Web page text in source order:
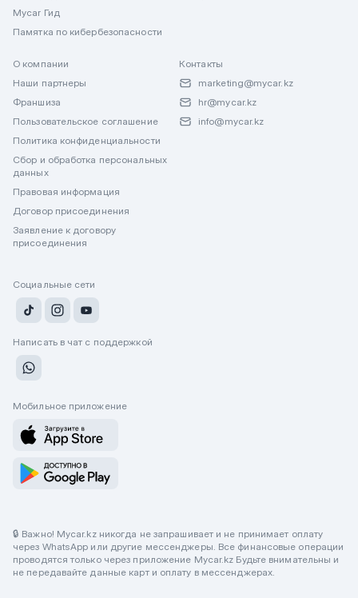
Mycar Гид
Памятка по кибербезопасности
О компании
Наши партнеры
Франшиза
Пользовательское соглашение
Политика конфиденциальности
Сбор и обработка персональных
данных
Правовая информация
Договор присоединения
Заявление к договору
присоединения
Контакты
marketing@mycar.kz
hr@mycar.kz
info@mycar.kz
Социальные сети
Написать в чат с поддержкой
Мобильное приложение
🔒 Важно! Mycar.kz никогда не запрашивает и не принимает оплату
через WhatsApp или другие мессенджеры. Все финансовые операции
проводятся только через приложение Mycar.kz Будьте внимательны и
не передавайте данные карт и оплату в мессенджерах.